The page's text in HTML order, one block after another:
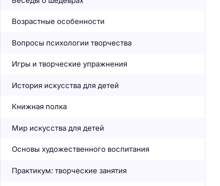
Возрастные особенности
Вопросы психологии творчества
Игры и творческие упражнения
История искусства для детей
Книжная полка
Мир искусства для детей
Основы художественного воспитания
Практикум: творческие занятия